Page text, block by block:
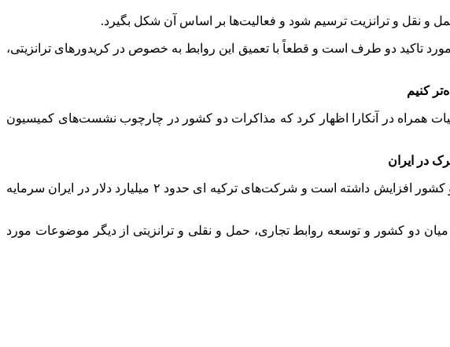
و نقل و ترانزیت ترسیم شود و فعالیت‌ها بر اساس آن شکل بگیرد.
تاکید دو طرف است و قطعاً با تعمیق این روابط به خصوص در کریدورهای ترانزیتی،
کنیم
همراه در آنکارا اظهار کرد که مذاکرات دو کشور در چارچوب نشست‌های کمیسیون
وی همچنین به هدف گذاری تجارت ۳۰ میلیارد دلاری میان دو کشور اشاره کرد و گفت که در سال ۲۰۲۴ تجارت میان دو کشور افزایش داشته است و شرکت‌های ترکیه ای حدود ۲ میلیارد دلار در ایران سرمایه
دو کشور و توسعه روابط تجاری، حمل و نقلی و ترانزیتی از دیگر موضوعات مورد